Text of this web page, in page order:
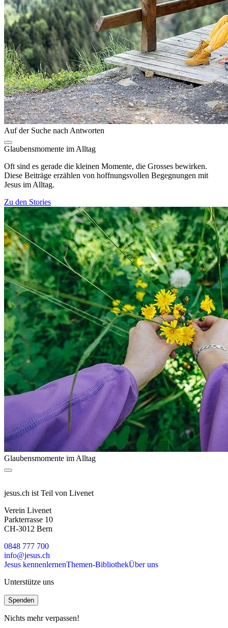
Auf der Suche nach Antworten
Glaubensmomente im Alltag
Oft sind es gerade die kleinen Momente, die Grosses bewirken.
Diese Beiträge erzählen von hoffnungsvollen Begegnungen mit
Jesus im Alltag.
Zu den Stories
Glaubensmomente im Alltag
jesus.ch ist Teil von Livenet
Verein Livenet
Parkterrasse 10
CH-3012 Bern
0848 777 700
info@jesus.ch
Jesus kennenlernenThemen-BibliothekÜber uns
Unterstütze uns
Spenden
Nichts mehr verpassen!